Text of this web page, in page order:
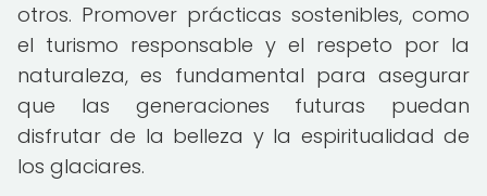
otros. Promover prácticas sostenibles, como
el turismo responsable y el respeto por la
naturaleza, es fundamental para asegurar
que las generaciones futuras puedan
disfrutar de la belleza y la espiritualidad de
los glaciares.